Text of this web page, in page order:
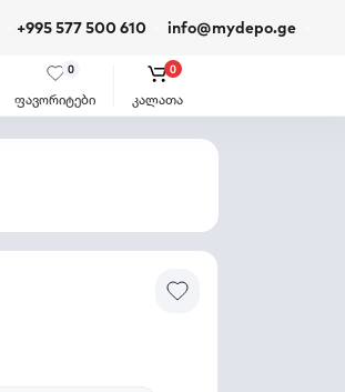
+995 577 500 610 info@mydepo.ge
ფავორიტები
0
კალათა
0